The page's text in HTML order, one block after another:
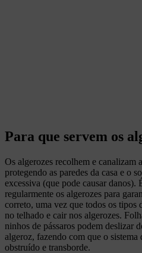
Para que servem os
Os algerozes recolhem e canalizam
protegendo as paredes da casa e o
excessiva (que pode causar danos).
regularmente os algerozes para
correto, uma vez que todos os tipos
no telhado e cair nos algerozes.
ninhos de pássaros podem deslizar
algeroz, fazendo com que o sistema
obstruído e transborde.